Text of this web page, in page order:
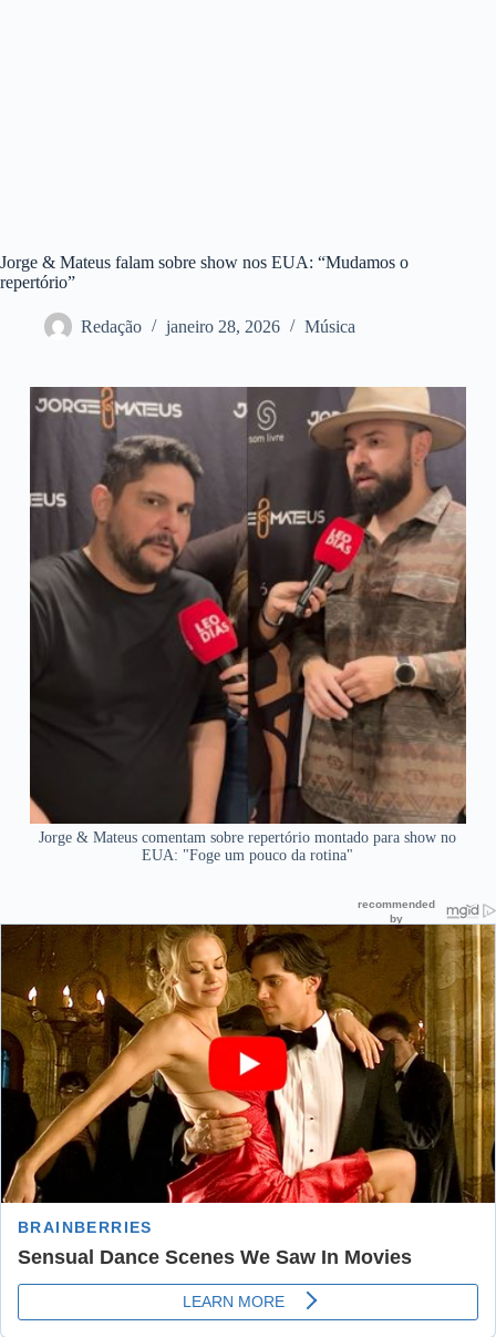
Jorge & Mateus falam sobre show nos EUA: “Mudamos o
repertório”
Redação janeiro 28, 2026 Música
Jorge & Mateus comentam sobre repertório montado para show no
EUA: "Foge um pouco da rotina"